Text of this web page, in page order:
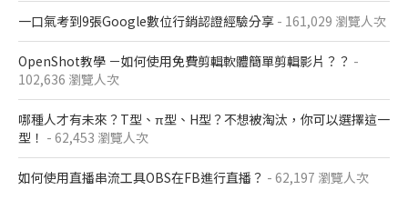
一口氣考到9張Google數位行銷認證經驗分享 - 161,029 瀏覽人次
OpenShot教學 －如何使用免費剪輯軟體簡單剪輯影片？？ -
102,636 瀏覽人次
哪種人才有未來？T型、π型、H型？不想被淘汰，你可以選擇這一
型！ - 62,453 瀏覽人次
如何使用直播串流工具OBS在FB進行直播？ - 62,197 瀏覽人次